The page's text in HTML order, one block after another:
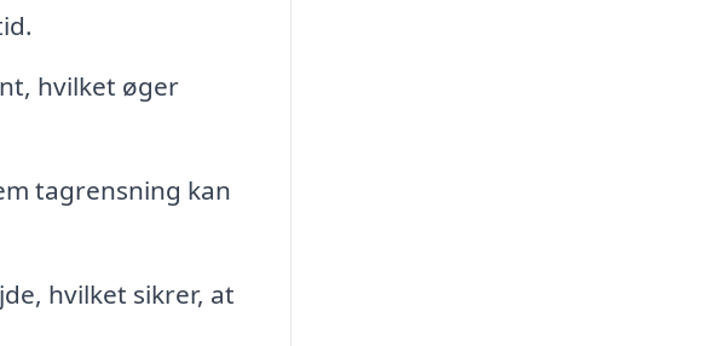
hvilket øger
tagrensning kan
hvilket sikrer, at